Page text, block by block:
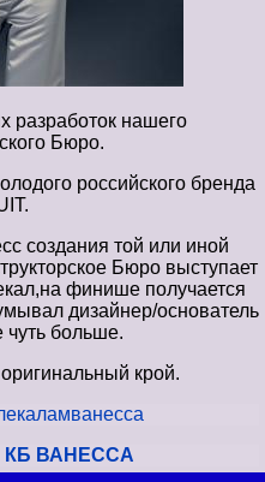
разработок нашего
Бюро.
российского бренда
создания той или иной
Бюро выступает
финише получается
дизайнер/основатель
больше.
крой.
ВАНЕССА